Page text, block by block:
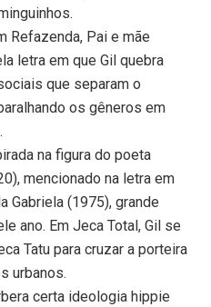
Refazenda, Pai e mãe
letra em que Gil quebra
que separam o
os gêneros em
na figura do poeta
mencionado na letra em
Gabriela (1975), grande
ano. Em Jeca Total, Gil se
Tatu para cruzar a porteira
urbanos.
certa ideologia hippie